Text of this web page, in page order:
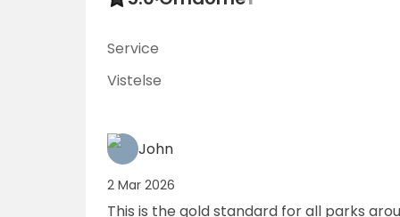
Service
Vistelse
John
2 Mar 2026
This is the gold standard for all parks